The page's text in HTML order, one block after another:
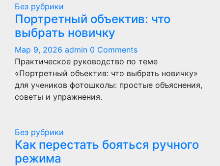
Без рубрики
Портретный объектив: что
выбрать новичку
Мар 9, 2026 admin 0 Comments
Практическое руководство по теме
«Портретный объектив: что выбрать новичку»
для учеников фотошколы: простые объяснения,
советы и упражнения.
Без рубрики
Как перестать бояться ручного
режима